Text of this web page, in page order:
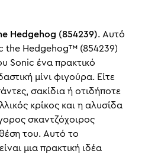
Hedgehog (854239). Αυτό
the Hedgehog™ (854239)
Sonic ένα πρακτικό
μίνι φιγούρα. Είτε
σακίδια ή οτιδήποτε
κρίκος και η αλυσίδα
σκαντζόχοιρος
του. Αυτό το
μια πρακτική ιδέα